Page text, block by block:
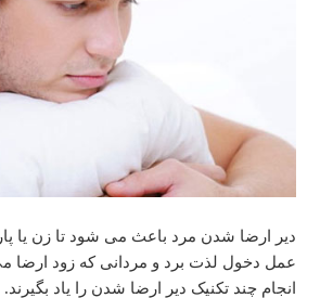
دیر ارضا شدن مرد باعث می شود تا زن یا
عمل دخول لذت برد و مردانی که زود ارضا
انجام چند تکنیک دیر ارضا شدن را یاد